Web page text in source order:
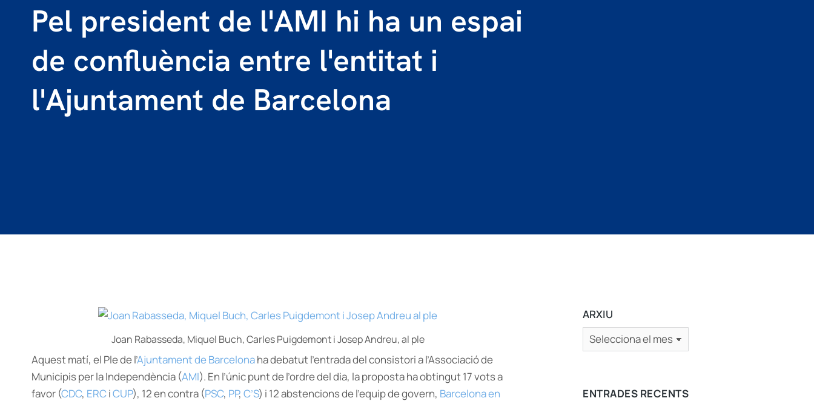
Pel president de l'AMI hi ha un espai
de confluència entre l'entitat i
l'Ajuntament de Barcelona
Joan Rabasseda, Miquel Buch, Carles Puigdemont i Josep Andreu, al ple
Aquest matí, el Ple de l’Ajuntament de Barcelonaha debatut l’entrada del consistori a l’Associació de
Municipis per la Independència (AMI). En l’únic punt de l’ordre del dia, la proposta ha obtingut 17 vots a
favor (CDC, ERCiCUP), 12 en contra (PSC, PP, C’S) i 12 abstencions de l’equip de govern, Barcelona en
ARXIU
ENTRADES RECENTS